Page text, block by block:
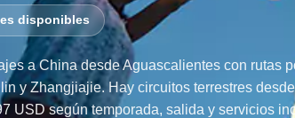
disponibles
a China desde Aguascalientes con rutas
y Zhangjiajie. Hay circuitos terrestres
USD según temporada, salida y servicios